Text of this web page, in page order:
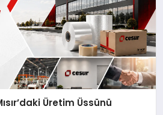
Üretim Üssünü